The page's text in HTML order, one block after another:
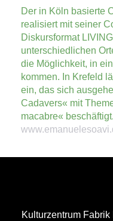
Der in Köln basierte
realisiert mit seiner
Diskursformat
unterschiedlichen
die Möglichkeit, in
kommen. In Krefeld
ein, das sich
Cadavers« mit
macabre« beschäftigt.
Kulturzentrum Fabrik